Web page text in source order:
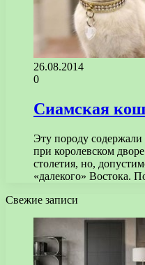
26.08.2014
0
Сиамская
Эту породу содержали
при королевском
столетия, но,
«далекого» Востока.
Свежие записи